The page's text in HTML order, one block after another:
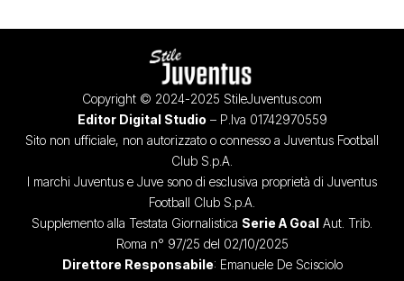
Copyright © 2024-2025 StileJuventus.com
Editor Digital Studio – P.Iva 01742970559
Sito non ufficiale, non autorizzato o connesso a Juventus Football
Club S.p.A.
I marchi Juventus e Juve sono di esclusiva proprietà di Juventus
Football Club S.p.A.
Supplemento alla Testata Giornalistica Serie A Goal Aut. Trib.
Roma n° 97/25 del 02/10/2025
Direttore Responsabile: Emanuele De Scisciolo